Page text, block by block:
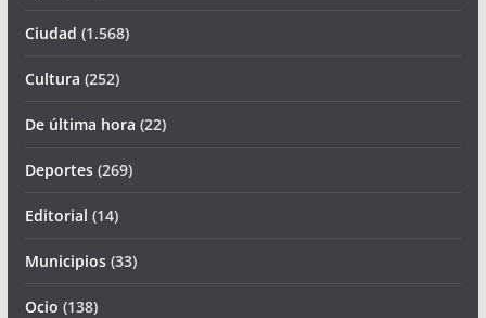
Ciudad (1.568)
Cultura (252)
De última hora (22)
Deportes(269)
Editorial (14)
Municipios(33)
Ocio (138)